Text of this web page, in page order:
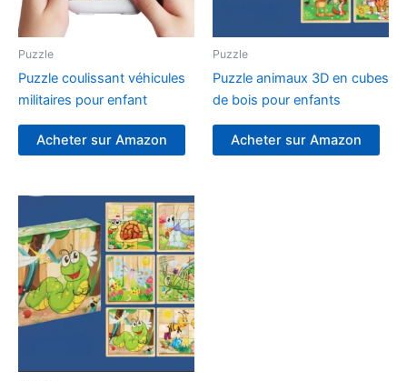
Puzzle
Puzzle coulissant véhicules
militaires pour enfant
Acheter sur Amazon
Puzzle
Puzzle animaux 3D en cubes
de bois pour enfants
Acheter sur Amazon